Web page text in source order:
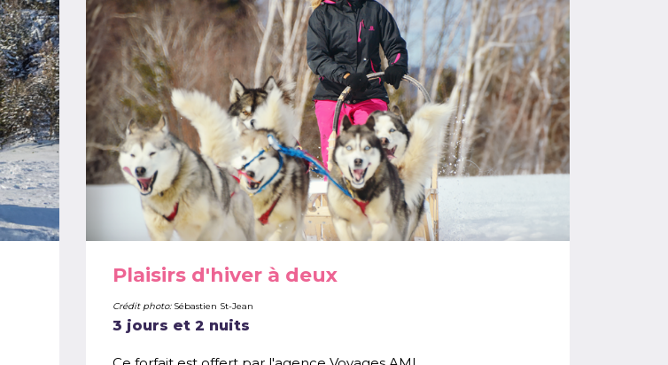
Plaisirs d'hiver à deux
Crédit photo: Sébastien St-Jean
3 jours et 2 nuits